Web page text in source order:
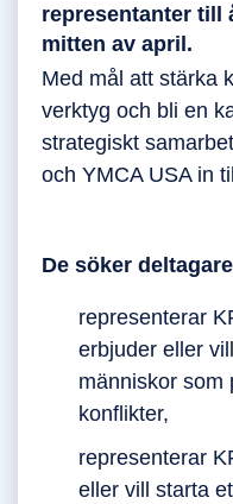
representanter till
mitten av april.
Med mål att stärka
verktyg och bli en
strategiskt
och YMCA USA in
De söker
representerar
erbjuder eller
människor som
konflikter,
representerar
eller vill starta